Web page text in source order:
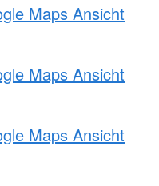
Maps Ansicht
Maps Ansicht
Maps Ansicht